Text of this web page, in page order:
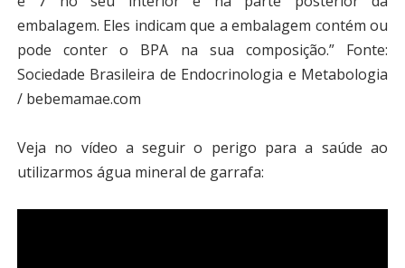
embalagem. Eles indicam que a embalagem contém ou
pode conter o BPA na sua composição.” Fonte:
Sociedade Brasileira de Endocrinologia e Metabologia
/ bebemamae.com
Veja no vídeo a seguir o perigo para a saúde ao
utilizarmos água mineral de garrafa: